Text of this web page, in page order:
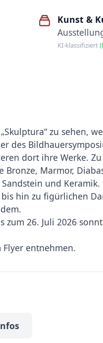
Kunst &
KI-klassifiziert
zu sehen,
des
dort ihre Werke.
Marmor,
und
hin zu figürlichen
26. Juli 2026
entnehmen.